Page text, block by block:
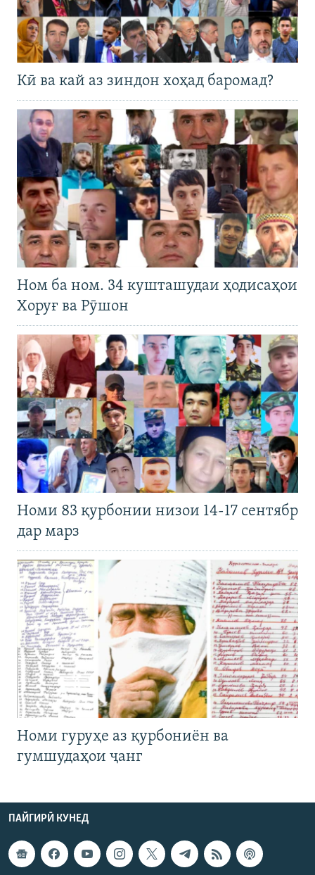
Кӣ ва кай аз зиндон хоҳад баромад?
Ном ба ном. 34 кушташудаи ҳодисаҳои
Хоруғ ва Рӯшон
Номи 83 қурбонии низои 14-17 сентябр
дар марз
Номи гуруҳе аз қурбониён ва
гумшудаҳои ҷанг
ПАЙГИРӢ КУНЕД